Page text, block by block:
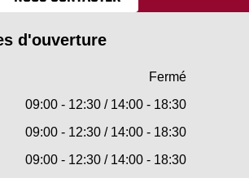
d'ouverture
Fermé
09:00 - 12:30 / 14:00 - 18:30
09:00 - 12:30 / 14:00 - 18:30
09:00 - 12:30 / 14:00 - 18:30